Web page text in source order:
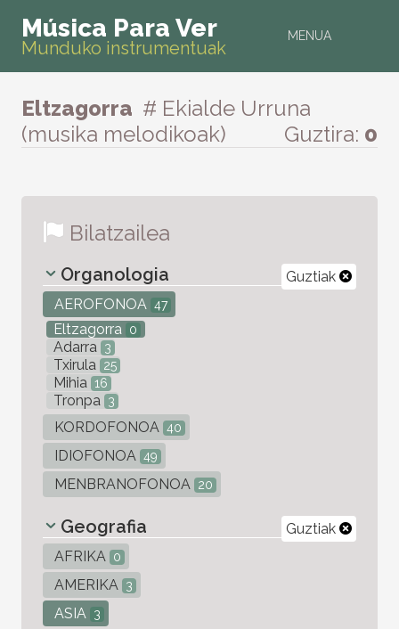
MENUA
Música Para Ver
Munduko instrumentuak
Eltzagorra # Ekialde Urruna
(musika melodikoak)
Guztira: 0
Bilatzailea
Guztiak
Organologia
AEROFONOA 47
Eltzagorra 0
Adarra 3
Txirula 25
Mihia 16
Tronpa 3
KORDOFONOA 40
IDIOFONOA 49
MENBRANOFONOA 20
Guztiak
Geografia
AFRIKA 0
AMERIKA 3
ASIA 3